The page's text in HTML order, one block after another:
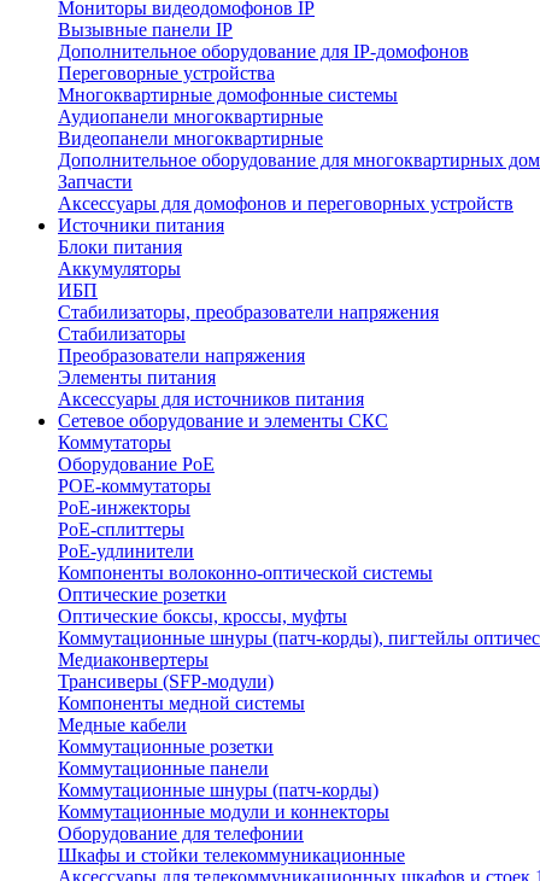
Мониторы видеодомофонов IP
Вызывные панели IP
Дополнительное оборудование для IP-домофонов
Переговорные устройства
Многоквартирные домофонные системы
Аудиопанели многоквартирные
Видеопанели многоквартирные
Дополнительное оборудование для многоквартирных
Запчасти
Аксессуары для домофонов и переговорных устройств
Источники питания
Блоки питания
Аккумуляторы
ИБП
Стабилизаторы, преобразователи напряжения
Стабилизаторы
Преобразователи напряжения
Элементы питания
Аксессуары для источников питания
Сетевое оборудование и элементы СКС
Коммутаторы
Оборудование PoE
POE-коммутаторы
PoE-инжекторы
PoE-сплиттеры
PoE-удлинители
Компоненты волоконно-оптической системы
Оптические розетки
Оптические боксы, кроссы, муфты
Коммутационные шнуры (патч-корды), пигтейлы
Медиаконвертеры
Трансиверы (SFP-модули)
Компоненты медной системы
Медные кабели
Коммутационные розетки
Коммутационные панели
Коммутационные шнуры (патч-корды)
Коммутационные модули и коннекторы
Оборудование для телефонии
Шкафы и стойки телекоммуникационные
Аксессуары для телекоммуникационных шкафов и стоек